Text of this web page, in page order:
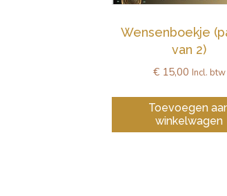
Wensenboekje
van 2)
€15,00 Incl. btw
Toevoegen
winkelwagen